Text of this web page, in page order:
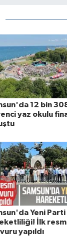
12 bin
yaz okulu
Yeni Parti
İlk
yapıldı